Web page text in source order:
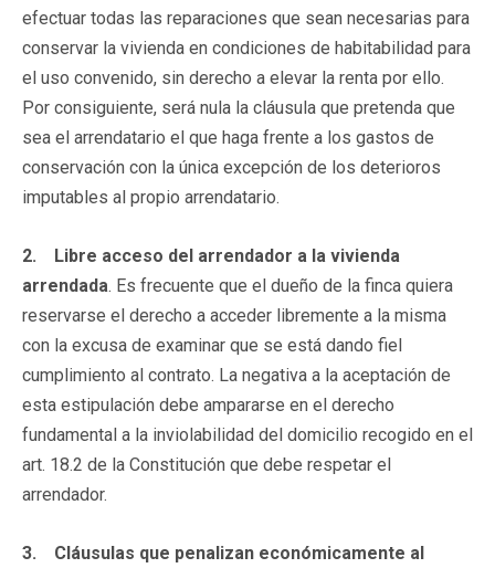
efectuar todas las reparaciones que sean necesarias para
conservar la vivienda en condiciones de habitabilidad para
el uso convenido, sin derecho a elevar la renta por ello.
Por consiguiente, será nula la cláusula que pretenda que
sea el arrendatario el que haga frente a los gastos de
conservación con la única excepción de los deterioros
imputables al propio arrendatario.
2. Libre acceso del arrendador a la vivienda
arrendada. Es frecuente que el dueño de la finca quiera
reservarse el derecho a acceder libremente a la misma
con la excusa de examinar que se está dando fiel
cumplimiento al contrato. La negativa a la aceptación de
esta estipulación debe ampararse en el derecho
fundamental a la inviolabilidad del domicilio recogido en el
art. 18.2 de la Constitución que debe respetar el
arrendador.
3. Cláusulas que penalizan económicamente al